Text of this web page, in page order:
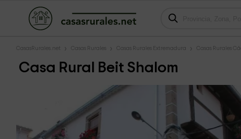
CasasRurales.net Casas Rurales Casas Rurales Extremadura Casas Rurales
Casa Rural Beit Shalom